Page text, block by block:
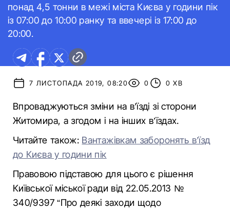
понад 4,5 тонни в межі міста Києва у години пік
із 07:00 до 10:00 ранку та ввечері із 17:00 до
20:00.
7 ЛИСТОПАДА 2019, 08:20 0 0 ХВ
Впроваджуються зміни на в’їзді зі сторони
Житомира, а згодом і на інших в’їздах.
Читайте також: Вантажівкам заборонять в’їзд
до Києва у години пік
Правовою підставою для цього є рішення
Київської міської ради від 22.05.2013 №
340/9397 “Про деякі заходи щодо